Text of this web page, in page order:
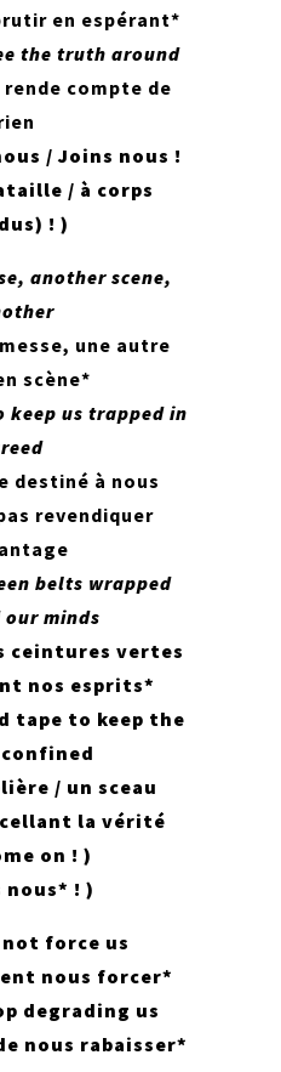
en espérant*
the truth around
rende compte de
/ Joins nous !
/ à corps
! )
another scene,
une autre
scène*
keep us trapped in
destiné à nous
revendiquer
belts wrapped
minds
ceintures vertes
nos esprits*
tape to keep the
/ un sceau
la vérité
on ! )
nous* ! )
force us
nous forcer*
degrading us
nous rabaisser*